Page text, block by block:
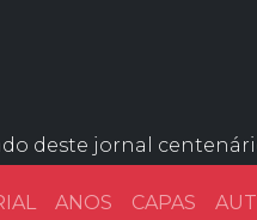
deste jornal
ANOS CAPAS